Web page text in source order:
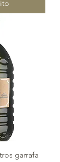
garrafa